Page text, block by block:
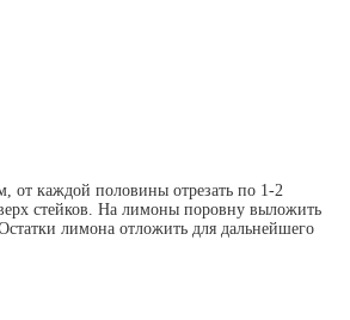
от каждой половины отрезать по 1-2
стейков. На лимоны поровну выложить
лимона отложить для дальнейшего